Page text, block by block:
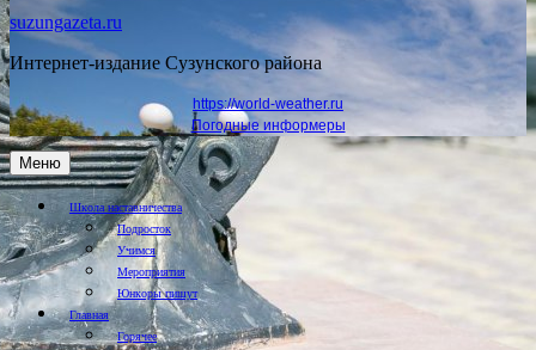
suzungazeta.ru
Интернет-издание Сузунского района
https://world-weather.ru
Погодные информеры
Меню
Школа наставничества
Подросток
Учимся
Мероприятия
Юнкоры пишут
Главная
Горячее